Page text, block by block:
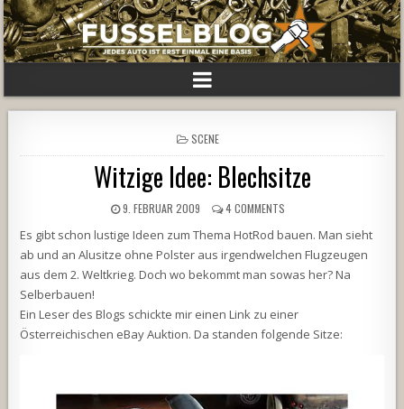
POSTED
IN
SCENE
Witzige Idee: Blechsitze
9. FEBRUAR 2009 4 COMMENTS
Es gibt schon lustige Ideen zum Thema HotRod bauen. Man sieht
ab und an Alusitze ohne Polster aus irgendwelchen Flugzeugen
aus dem 2. Weltkrieg. Doch wo bekommt man sowas her? Na
Selberbauen!
Ein Leser des Blogs schickte mir einen Link zu einer
Österreichischen eBay Auktion. Da standen folgende Sitze: